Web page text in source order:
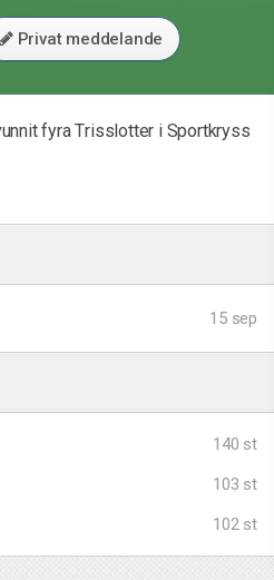
Privat meddelande
fyra Trisslotter i Sportkryss
15 sep
140 st
103 st
102 st